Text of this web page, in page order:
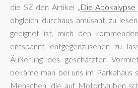
die SZ den Artikel „Die
obgleich durchaus amüsant zu
geeignet ist, mich den
entspannt entgegenzusehen zu
Äußerung des geschätzten
bekäme man bei uns im Parkahaus
Menschen, die auf Motorhauben